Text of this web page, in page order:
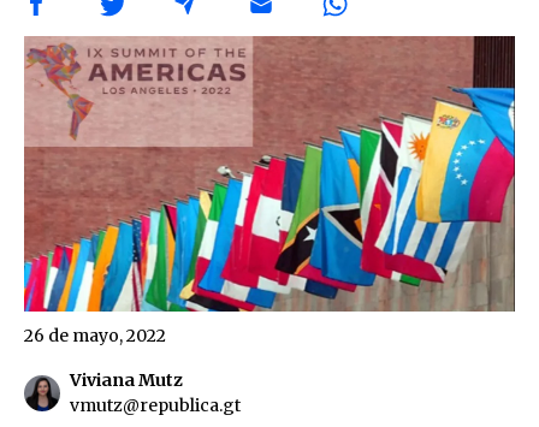
Viviana Mutz
vmutz@republica.gt
26 de mayo, 2022